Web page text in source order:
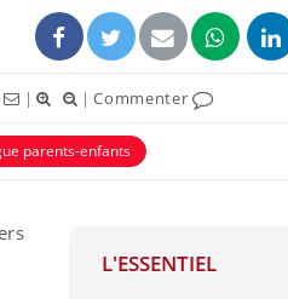
| |Commenter
parents-enfants
L'ESSENTIEL